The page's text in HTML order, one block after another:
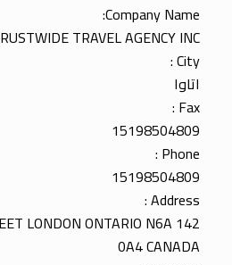
Company Name:
TRAVEL AGENCY INC
City :
اتاوا
Fax :
15198504809
Phone :
15198504809
Address :
LONDON ONTARIO N6A
0A4 CANADA